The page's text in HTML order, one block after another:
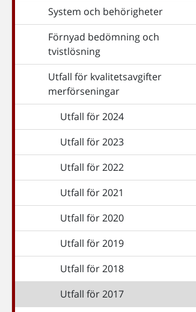
System och behörigheter
Förnyad bedömning och
tvistlösning
Utfall för kvalitetsavgifter
merförseningar
Utfall för 2024
Utfall för 2023
Utfall för 2022
Utfall för 2021
Utfall för 2020
Utfall för 2019
Utfall för 2018
Utfall för 2017